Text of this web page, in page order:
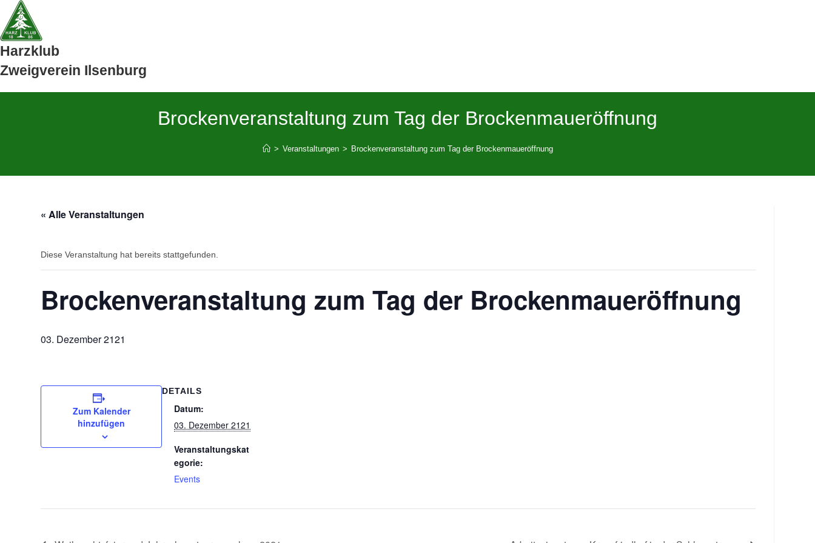
Zum
Inhalt
springen
Harzklub
Zweigverein Ilsenburg
Brockenveranstaltung zum Tag der Brockenmaueröffnung
> Veranstaltungen > Brockenveranstaltung zum Tag der Brockenmaueröffnung
« Alle Veranstaltungen
Diese Veranstaltung hat bereits stattgefunden.
Brockenveranstaltung zum Tag der Brockenmaueröffnung
03. Dezember 2121
Zum Kalender
hinzufügen
DETAILS
Datum:
03. Dezember 2121
Veranstaltungskat
egorie:
Events